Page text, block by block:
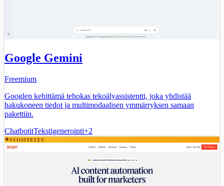
Google Gemini
Freemium
Googlen kehittämä tehokas tekoälyassistentti, joka yhdistää
hakukoneen tiedot ja multimodaalisen ymmärryksen samaan
pakettiin.
ChatbotitTekstigenerointi+2
SUOSITELTU